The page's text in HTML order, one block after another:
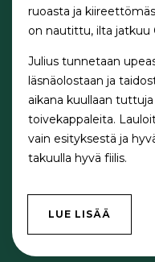
ruoasta ja
on nautittu, ilta jatkuu
Julius tunnetaan
läsnäolostaan ja
aikana kuullaan
toivekappaleita.
vain esityksestä ja
takuulla hyvä fiilis.
LUE LISÄÄ